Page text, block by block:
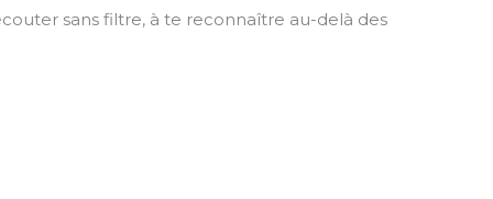
sans filtre, à te reconnaître au-delà des